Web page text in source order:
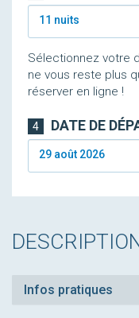
11 nuits
Sélectionnez votre
ne vous reste plus
réserver en ligne !
4 DATE DE
29 août 2026
Infos pratiques